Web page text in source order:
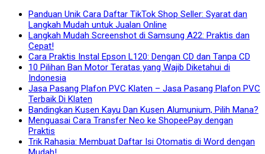
Panduan Unik Cara Daftar TikTok Shop Seller: Syarat dan
Langkah Mudah untuk Jualan Online
Langkah Mudah Screenshot di Samsung A22: Praktis dan
Cepat!
Cara Praktis Instal Epson L120: Dengan CD dan Tanpa CD
10 Pilihan Ban Motor Teratas yang Wajib Diketahui di
Indonesia
Jasa Pasang Plafon PVC Klaten – Jasa Pasang Plafon PVC
Terbaik Di Klaten
Bandingkan Kusen Kayu Dan Kusen Alumunium, Pilih Mana?
Menguasai Cara Transfer Neo ke ShopeePay dengan
Praktis
Trik Rahasia: Membuat Daftar Isi Otomatis di Word dengan